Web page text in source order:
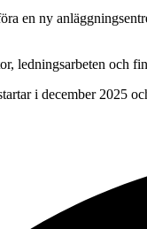
en ny
ledningsarbeten och
i december 2025